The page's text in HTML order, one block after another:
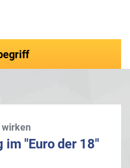
wirken
im "Euro der 18"